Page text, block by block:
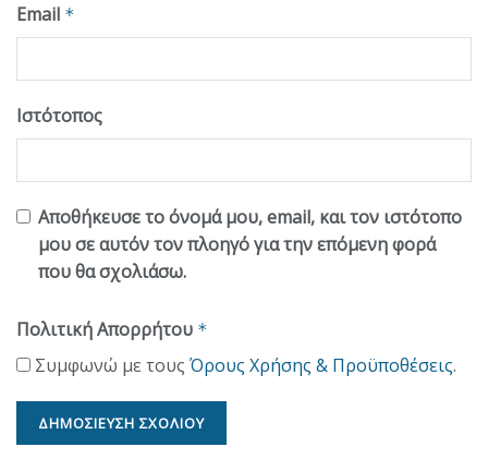
Email *
Ιστότοπος
Αποθήκευσε το όνομά μου, email, και τον ιστότοπο
μου σε αυτόν τον πλοηγό για την επόμενη φορά
που θα σχολιάσω.
Πολιτική Απορρήτου *
Συμφωνώ με τους Όρους Χρήσης & Προϋποθέσεις.